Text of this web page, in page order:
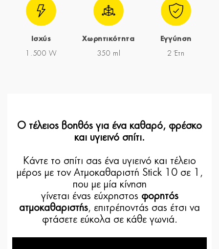
Ισχύς
1.500 W
Χωρητικότητα
350 ml
Εγγύηση
2 Έτη
Ο τέλειος βοηθός για ένα καθαρό, φρέσκο
και υγιεινό σπίτι.
Κάντε το σπίτι σας ένα υγιεινό και τέλειο
μέρος με τον Ατμοκαθαριστή Stick 10 σε 1,
που με μία κίνηση
γίνεται ένας εύχρηστος φορητός
ατμοκαθαριστής, επιτρέποντάς σας έτσι να
φτάσετε εύκολα σε κάθε γωνιά.